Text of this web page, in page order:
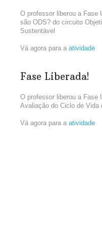
O professor liberou a Fase
são ODS? do circuito
Sustentável
Vá agora para a atividade
Fase Liberada!
O professor liberou a Fase
Avaliação do Ciclo de Vida
Vá agora para a atividade